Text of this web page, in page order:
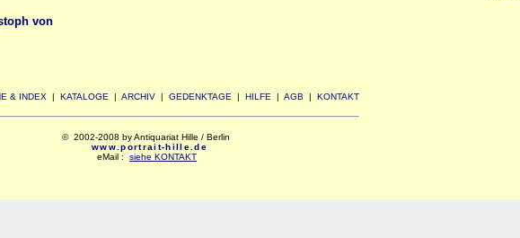
von
& INDEX | KATALOGE | ARCHIV| GEDENKTAGE | HILFE | AGB | KONTAKT
© 2002-2008 by Antiquariat Hille / Berlin
www.portrait-hille.de
eMail : siehe KONTAKT